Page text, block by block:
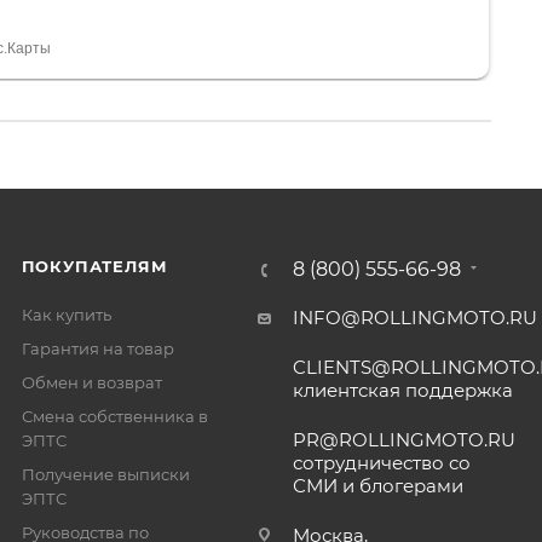
Дмитрию, за клиентоориентированность и
ПОКУПАТЕЛЯМ
Как купить
Гарантия на товар
Обмен и возврат
Смена собственника в
ЭПТС
Получение выписки
ЭПТС
Руководства по
8 (800) 555-66-98
INFO@ROLLINGMOTO.RU
клиентская поддержка
PR@ROLLINGMOTO.RU
сотрудничество со
СМИ и блогерами
Москва,